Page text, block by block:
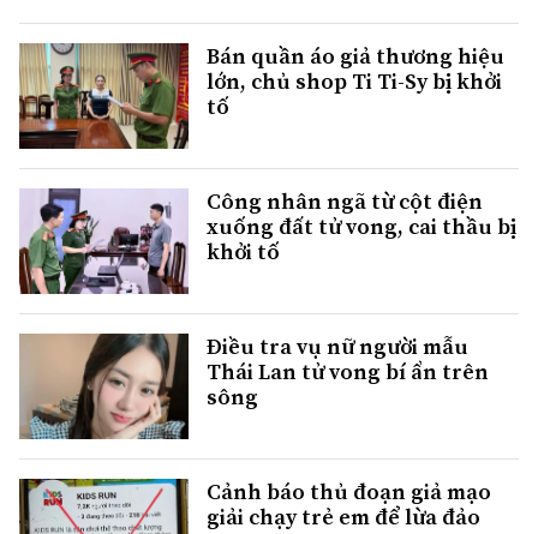
Bán quần áo giả thương hiệu
lớn, chủ shop Ti Ti-Sy bị khởi
tố
Công nhân ngã từ cột điện
xuống đất tử vong, cai thầu bị
khởi tố
Điều tra vụ nữ người mẫu
Thái Lan tử vong bí ẩn trên
sông
Cảnh báo thủ đoạn giả mạo
giải chạy trẻ em để lừa đảo